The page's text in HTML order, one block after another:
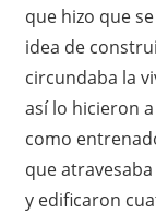
que hizo que
idea de
circundaba la
así lo hicieron
como
que
y edificaron